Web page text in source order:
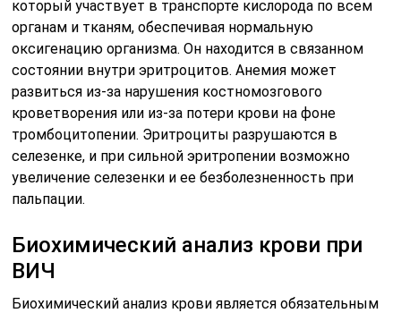
который участвует в транспорте кислорода по всем
органам и тканям, обеспечивая нормальную
оксигенацию организма. Он находится в связанном
состоянии внутри эритроцитов. Анемия может
развиться из-за нарушения костномозгового
кроветворения или из-за потери крови на фоне
тромбоцитопении. Эритроциты разрушаются в
селезенке, и при сильной эритропении возможно
увеличение селезенки и ее безболезненность при
пальпации.
Биохимический анализ крови при
ВИЧ
Биохимический анализ крови является обязательным